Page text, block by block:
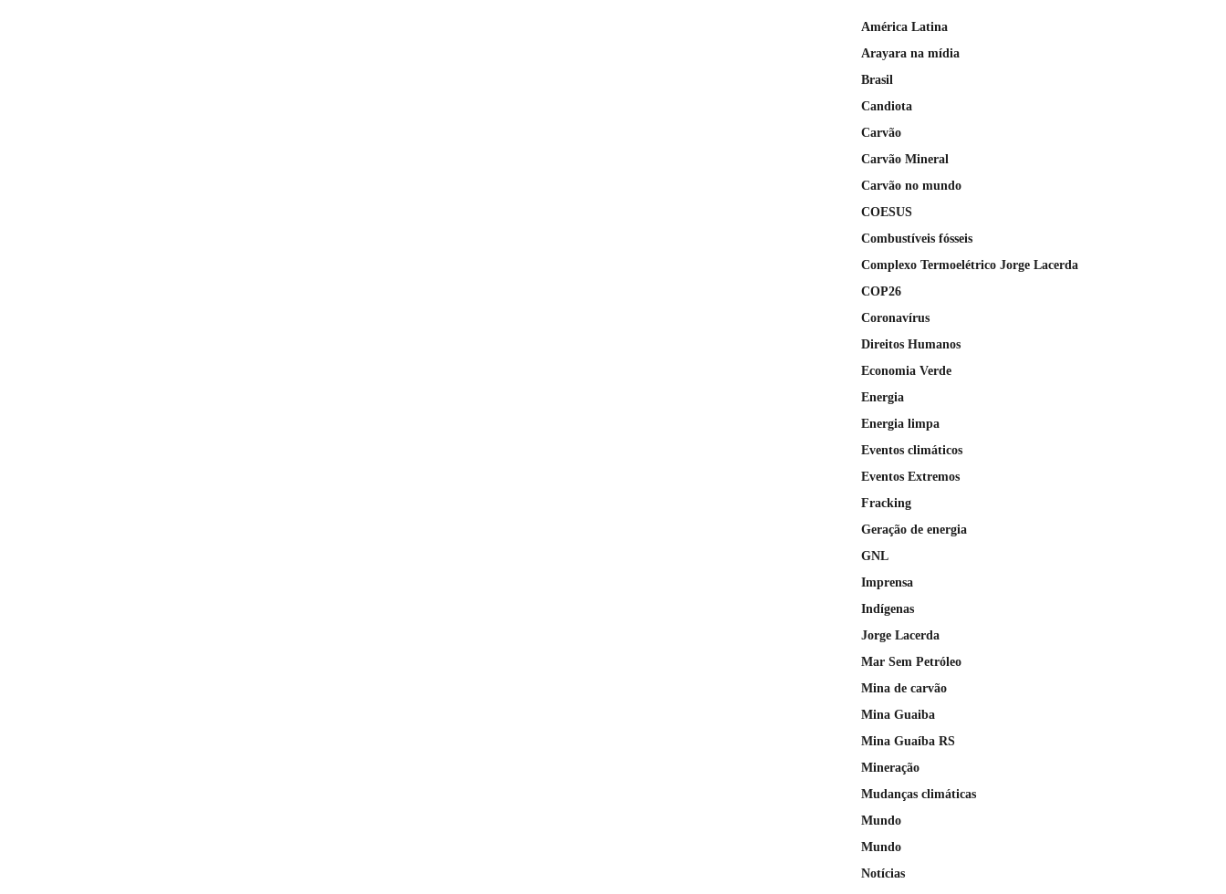
América Latina
Arayara na mídia
Brasil
Candiota
Carvão
Carvão Mineral
Carvão no mundo
COESUS
Combustíveis fósseis
Complexo Termoelétrico Jorge Lacerda
COP26
Coronavírus
Direitos Humanos
Economia Verde
Energia
Energia limpa
Eventos climáticos
Eventos Extremos
Fracking
Geração de energia
GNL
Imprensa
Indígenas
Jorge Lacerda
Mar Sem Petróleo
Mina de carvão
Mina Guaiba
Mina Guaíba RS
Mineração
Mudanças climáticas
Mundo
Mundo
Notícias